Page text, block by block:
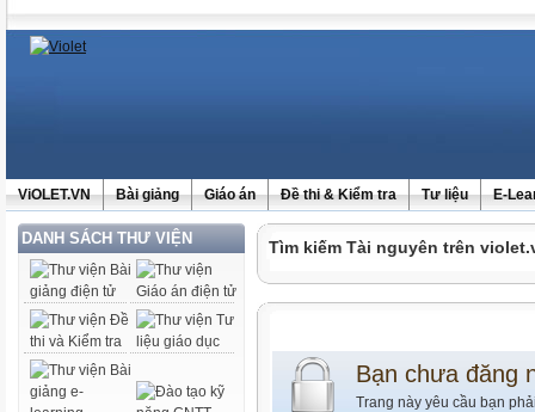
ViOLET.VN Bài giảng Giáo án Đề thi & Kiểm tra Tư liệu E-
DANH SÁCH THƯ VIỆN Tìm kiếm Tài nguyên trên
Bạn chưa đăng
Trang này yêu cầu bạn